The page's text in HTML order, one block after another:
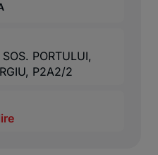
PORTULUI,
P2A2/2